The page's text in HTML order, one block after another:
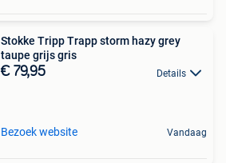
Stokke Tripp Trapp storm hazy grey
taupe grijs gris
€ 79,95 Details
Bezoek website Vandaag